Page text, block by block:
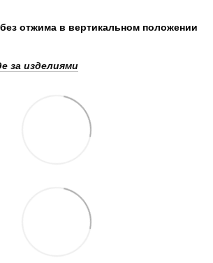
без отжима в вертикальном положении
за изделиями